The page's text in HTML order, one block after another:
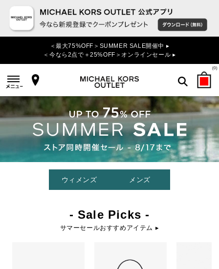
＜最大75%OFF＞SUMMER SALE開催中 ▸
＜今なら2点で＋25%OFF＞オンラインセール ▸
(0)
検索
ウィメンズ メンズ
- Sale Picks -
サマーセールおすすめアイテム ▸